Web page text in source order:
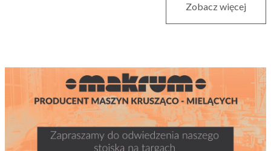
Zobacz więcej